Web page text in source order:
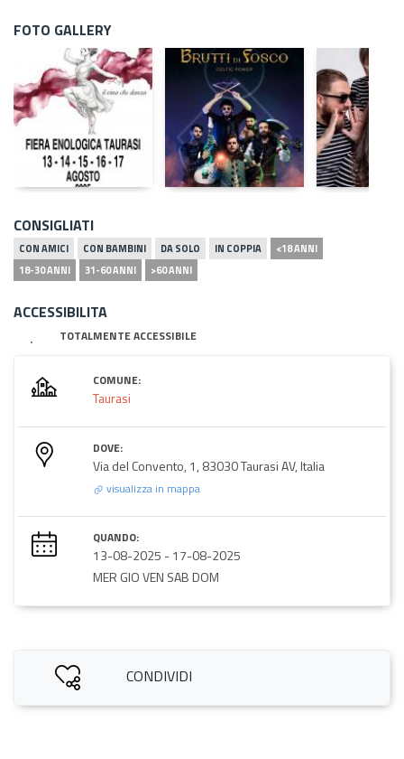
FOTO GALLERY
CONSIGLIATI
CON AMICI CON BAMBINI DA SOLO IN COPPIA
<18 ANNI
18-30 ANNI
31-60 ANNI >60 ANNI
ACCESSIBILITA
TOTALMENTE ACCESSIBILE
COMUNE:
Taurasi
DOVE:
Via del Convento, 1, 83030 Taurasi AV, Italia
visualizza in mappa
QUANDO:
13-08-2025 -17-08-2025
MER GIO VEN SAB DOM
CONDIVIDI